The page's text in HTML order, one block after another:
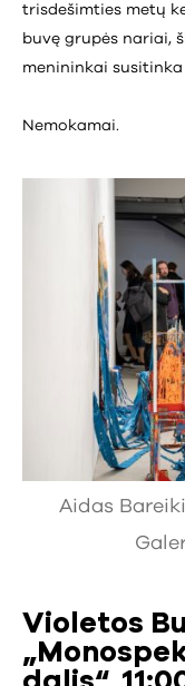
trisdešimties metų
buvę grupės nariai,
menininkai
Nemokamai.
Aidas
Violetos